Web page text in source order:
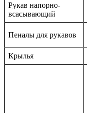
Рукав напорно-
всасывающий
Пеналы для рукавов
Крылья